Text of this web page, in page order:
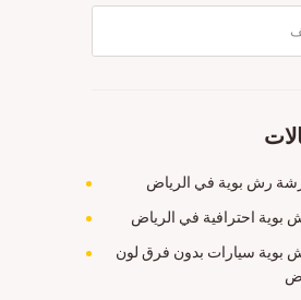
رش بوية في الرياض
احترافية في الرياض
بوية سيارات بدون فرق لون